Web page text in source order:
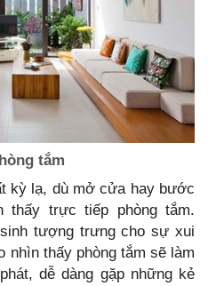
tắm
kỳ lạ, dù mở cửa hay bước
thấy trực tiếp phòng tắm.
tượng trưng cho sự xui
thấy phòng tắm sẽ làm
dễ dàng gặp những kẻ